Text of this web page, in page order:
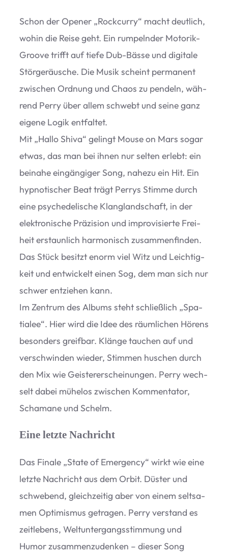
Schon der Ope­ner „Rock­curry“ macht deut­lich,
wohin die Reise geht. Ein rum­peln­der Moto­rik-
Groove trifft auf tiefe Dub-Bässe und digi­tale
Stör­ge­räu­sche. Die Musik scheint per­ma­nent
zwi­schen Ord­nung und Chaos zu pen­deln, wäh­
rend Perry über allem schwebt und seine ganz
eigene Logik ent­fal­tet.
Mit „Hallo Shiva“ gelingt Mouse on Mars sogar
etwas, das man bei ihnen nur sel­ten erlebt: ein
bei­nahe ein­gän­gi­ger Song, nahezu ein Hit. Ein
hyp­no­ti­scher Beat trägt Per­rys Stimme durch
eine psy­che­de­li­sche Klang­land­schaft, in der
elek­tro­ni­sche Prä­zi­sion und impro­vi­sierte Frei­
heit erstaun­lich har­mo­nisch zusam­men­fin­den.
Das Stück besitzt enorm viel Witz und Leich­tig­
keit und ent­wi­ckelt einen Sog, dem man sich nur
schwer ent­zie­hen kann.
Im Zen­trum des Albums steht schließ­lich „Spa­
tia­lee“. Hier wird die Idee des räum­li­chen Hörens
beson­ders greif­bar. Klänge tau­chen auf und
ver­schwin­den wie­der, Stim­men huschen durch
den Mix wie Geis­ter­er­schei­nun­gen. Perry wech­
selt dabei mühe­los zwi­schen Kom­men­ta­tor,
Scha­mane und Schelm.
Eine letzte Nachricht
Das Finale „State of Emer­gency“ wirkt wie eine
letzte Nach­richt aus dem Orbit. Düs­ter und
schwe­bend, gleich­zei­tig aber von einem selt­sa­
men Opti­mis­mus getra­gen. Perry ver­stand es
zeit­le­bens, Welt­un­ter­gangs­stim­mung und
Humor zusam­men­zu­den­ken – die­ser Song